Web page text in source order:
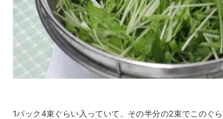
1パック4束ぐらい入っていて、その半分の2束でこのぐ